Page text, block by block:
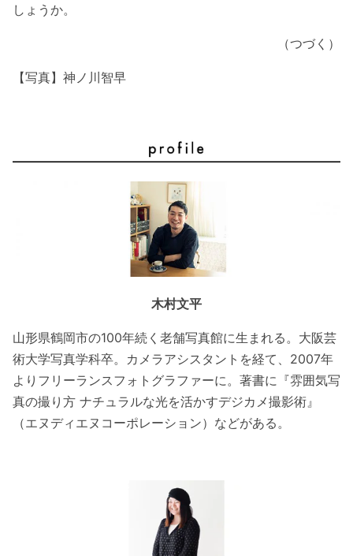
しょうか。
（つづく）
【写真】神ノ川智早
木村文平
山形県鶴岡市の100年続く老舗写真館に生まれる。大阪芸
術大学写真学科卒。カメラアシスタントを経て、2007年
よりフリーランスフォトグラファーに。著書に『雰囲気写
真の撮り方 ナチュラルな光を活かすデジカメ撮影術』
（エヌディエヌコーポレーション）などがある。